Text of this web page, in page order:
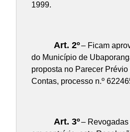
1999.
Art. 2º– Ficam
do Município de
proposta no Parecer
Contas, processo n.º
Art. 3º– Revogadas